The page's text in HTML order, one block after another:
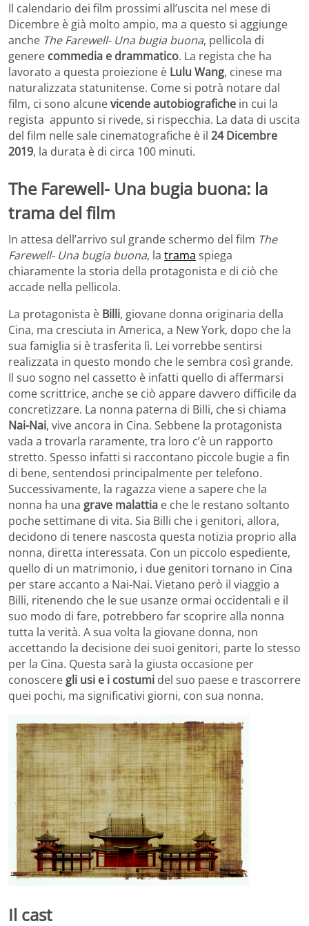
Il calendario dei film prossimi all’uscita nel mese di
Dicembre è già molto ampio, ma a questo si aggiunge
anche The Farewell- Una bugia buona, pellicola di
genere commedia e drammatico. La regista che ha
lavorato a questa proiezione è Lulu Wang, cinese ma
naturalizzata statunitense. Come si potrà notare dal
film, ci sono alcunevicende autobiografiche in cui la
regista appunto si rivede, si rispecchia. La data di uscita
del film nelle sale cinematografiche è il 24 Dicembre
2019, la durata è di circa 100 minuti.
The Farewell- Una bugia buona: la
trama del film
In attesa dell’arrivo sul grande schermo del film The
Farewell- Una bugia buona, la trama spiega
chiaramente la storia della protagonista e di ciò che
accade nella pellicola.
La protagonista è Billi, giovane donna originaria della
Cina, ma cresciuta in America, a New York, dopo che la
sua famiglia si è trasferita lì. Lei vorrebbe sentirsi
realizzata in questo mondo che le sembra così grande.
Il suo sogno nel cassetto è infatti quello di affermarsi
come scrittrice, anche se ciò appare davvero difficile da
concretizzare. La nonna paterna di Billi, che si chiama
Nai-Nai, vive ancora in Cina. Sebbene la protagonista
vada a trovarla raramente, tra loro c’è un rapporto
stretto. Spesso infatti si raccontano piccole bugie a fin
di bene, sentendosi principalmente per telefono.
Successivamente, la ragazza viene a sapere che la
nonna ha una grave malattia e che le restano soltanto
poche settimane di vita. Sia Billi che i genitori, allora,
decidono di tenere nascosta questa notizia proprio alla
nonna, diretta interessata. Con un piccolo espediente,
quello di un matrimonio, i due genitori tornano in Cina
per stare accanto a Nai-Nai. Vietano però il viaggio a
Billi, ritenendo che le sue usanze ormai occidentali e il
suo modo di fare, potrebbero far scoprire alla nonna
tutta la verità. A sua volta la giovane donna, non
accettando la decisione dei suoi genitori, parte lo stesso
per la Cina. Questa sarà la giusta occasione per
conoscere gli usi e i costumi del suo paese e trascorrere
quei pochi, ma significativi giorni, con sua nonna.
Il cast